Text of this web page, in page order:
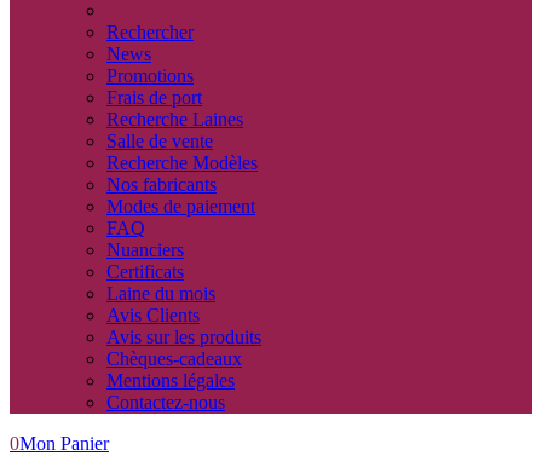
Rechercher
News
Promotions
Frais de port
Recherche Laines
Salle de vente
Recherche Modèles
Nos fabricants
Modes de paiement
FAQ
Nuanciers
Certificats
Laine du mois
Avis Clients
Avis sur les produits
Chèques-cadeaux
Mentions légales
Contactez-nous
0Mon Panier